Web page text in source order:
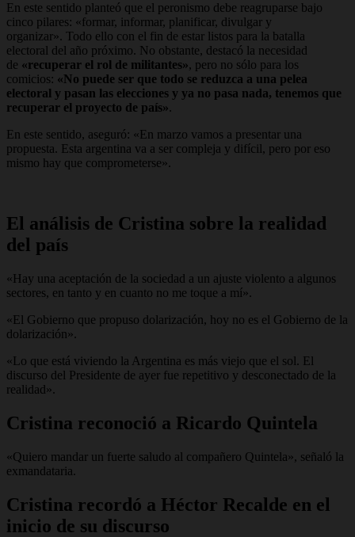
En este sentido planteó que el peronismo debe reagruparse bajo
cinco pilares: «formar, informar, planificar, divulgar y
organizar». Todo ello con el fin de estar listos para la batalla
electoral del año próximo. No obstante, destacó la necesidad
de «recuperar el rol de militantes», pero no sólo para los
comicios: «No puede ser que todo se reduzca a una pelea
electoral y pasan las elecciones y ya no pasa nada, tenemos que
recuperar el proyecto de país».
En este sentido, aseguró: «En marzo vamos a presentar una
propuesta. Esta argentina va a ser compleja y difícil, pero por eso
mismo hay que comprometerse».
El análisis de Cristina sobre la realidad
del país
«Hay una aceptación de la sociedad a un ajuste violento a algunos
sectores, en tanto y en cuanto no me toque a mí».
«El Gobierno que propuso dolarización, hoy no es el Gobierno de la
dolarización».
«Lo que está viviendo la Argentina es más viejo que el sol. El
discurso del Presidente de ayer fue repetitivo y desconectado de la
realidad».
Cristina reconoció a Ricardo Quintela
«Quiero mandar un fuerte saludo al compañero Quintela», señaló la
exmandataria.
Cristina recordó a Héctor Recalde en el
inicio de su discurso